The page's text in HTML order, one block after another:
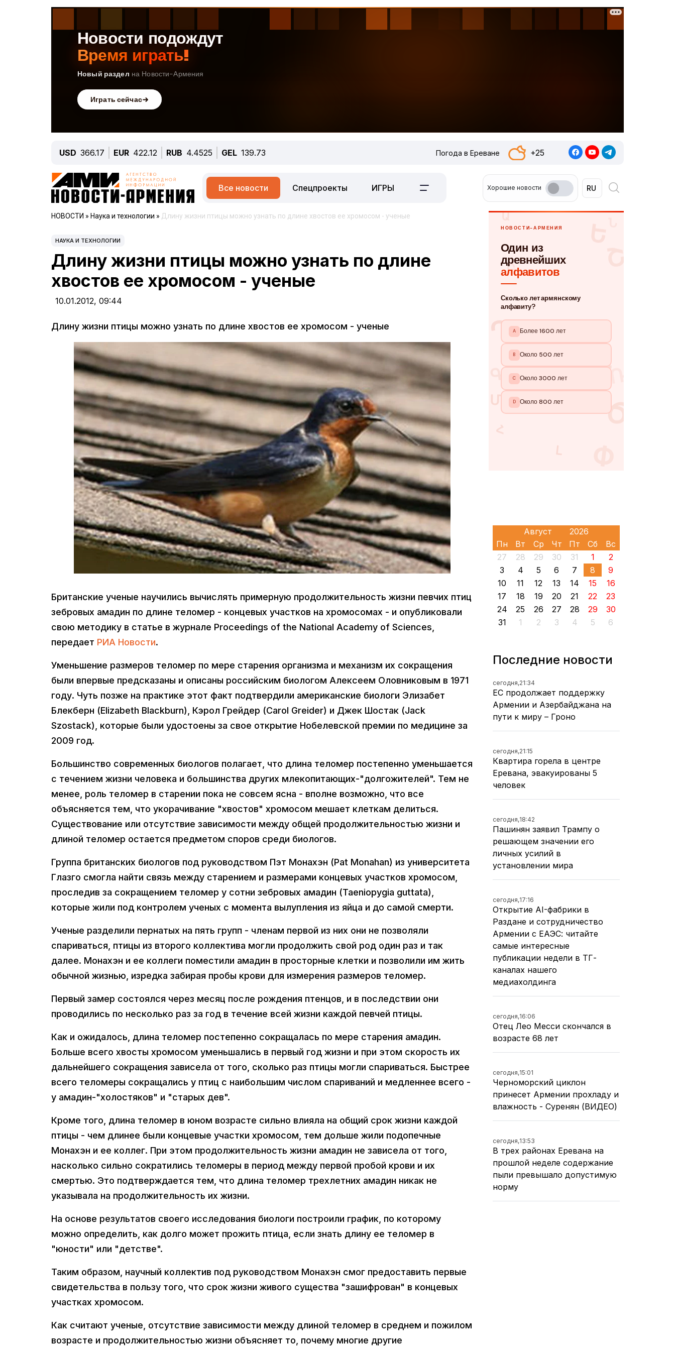
USD 366.17 EUR 422.12 RUB 4.4525 GEL 139.73 Погода в Ереване +25
Все новости Спецпроекты ИГРЫ Хорошие новости
НОВОСТИ » Наука и технологии » Длину жизни птицы можно узнать по длине хвостов ее хромосом - ученые
НАУКА И ТЕХНОЛОГИИ
Длину жизни птицы можно узнать по длине
хвостов ее хромосом - ученые
10.01.2012, 09:44
Длину жизни птицы можно узнать по длине хвостов ее хромосом - ученые
Британские ученые научились вычислять примерную продолжительность жизни певчих птиц
зебровых амадин по длине теломер - концевых участков на хромосомах - и опубликовали
свою методику в статье в журнале Proceedings of the National Academy of Sciences,
передает РИА Новости.
Уменьшение размеров теломер по мере старения организма и механизм их сокращения
были впервые предсказаны и описаны российским биологом Алексеем Оловниковым в 1971
году. Чуть позже на практике этот факт подтвердили американские биологи Элизабет
Блекберн (Elizabeth Blackburn), Кэрол Грейдер (Carol Greider) и Джек Шостак (Jack
Szostack), которые были удостоены за свое открытие Нобелевской премии по медицине за
2009 год.
Большинство современных биологов полагает, что длина теломер постепенно уменьшается
с течением жизни человека и большинства других млекопитающих-"долгожителей". Тем не
менее, роль теломер в старении пока не совсем ясна - вполне возможно, что все
объясняется тем, что укорачивание "хвостов" хромосом мешает клеткам делиться.
Существование или отсутствие зависимости между общей продолжительностью жизни и
длиной теломер остается предметом споров среди биологов.
Группа британских биологов под руководством Пэт Монахэн (Pat Monahan) из университета
Глазго смогла найти связь между старением и размерами концевых участков хромосом,
проследив за сокращением теломер у сотни зебровых амадин (Taeniopygia guttata),
которые жили под контролем ученых с момента вылупления из яйца и до самой смерти.
Ученые разделили пернатых на пять групп - членам первой из них они не позволяли
спариваться, птицы из второго коллектива могли продолжить свой род один раз и так
далее. Монахэн и ее коллеги поместили амадин в просторные клетки и позволили им жить
обычной жизнью, изредка забирая пробы крови для измерения размеров теломер.
Первый замер состоялся через месяц после рождения птенцов, и в последствии они
проводились по несколько раз за год в течение всей жизни каждой певчей птицы.
Как и ожидалось, длина теломер постепенно сокращалась по мере старения амадин.
Больше всего хвосты хромосом уменьшались в первый год жизни и при этом скорость их
дальнейшего сокращения зависела от того, сколько раз птицы могли спариваться. Быстрее
всего теломеры сокращались у птиц с наибольшим числом спариваний и медленнее всего -
у амадин-"холостяков" и "старых дев".
Кроме того, длина теломер в юном возрасте сильно влияла на общий срок жизни каждой
птицы - чем длинее были концевые участки хромосом, тем дольше жили подопечные
Монахэн и ее коллег. При этом продолжительность жизни амадин не зависела от того,
насколько сильно сократились теломеры в период между первой пробой крови и их
смертью. Это подтверждается тем, что длина теломер трехлетних амадин никак не
указывала на продолжительность их жизни.
На основе результатов своего исследования биологи построили график, по которому
можно определить, как долго может прожить птица, если знать длину ее теломер в
"юности" или "детстве".
Таким образом, научный коллектив под руководством Монахэн смог предоставить первые
свидетельства в пользу того, что срок жизни живого существа "зашифрован" в концевых
участках хромосом.
Как считают ученые, отсутствие зависимости между длиной теломер в среднем и пожилом
возрасте и продолжительностью жизни объясняет то, почему многие другие
Пн Вт Ср Чт Пт Сб
Вс
27
28 29 30 31 1
2
3
4 5 6 7 8
9
10
11 12 13 14 15
16
17
18 19 20 21 22
23
24
25 26 27 28 29
30
31
1 2 3 4 5 6
Последние новости
сегодня,21:34
ЕС продолжает поддержку
Армении и Азербайджана на
пути к миру – Гроно
сегодня,21:15
Квартира горела в центре
Еревана, эвакуированы 5
человек
сегодня,18:42
Пашинян заявил Трампу о
решающем значении его
личных усилий в
установлении мира
сегодня,17:16
Открытие AI-фабрики в
Раздане и сотрудничество
Армении с ЕАЭС: читайте
самые интересные
публикации недели в ТГ-
каналах нашего
медиахолдинга
сегодня,16:06
Отец Лео Месси скончался в
возрасте 68 лет
сегодня,15:01
Черноморский циклон
принесет Армении прохладу и
влажность - Суренян (ВИДЕО)
сегодня,13:53
В трех районах Еревана на
прошлой неделе содержание
пыли превышало допустимую
норму